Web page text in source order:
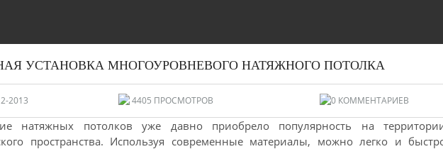
УСТАНОВКА МНОГОУРОВНЕВОГО НАТЯЖНОГО ПОТОЛКА
2013 4405 ПРОСМОТРОВ 0 КОММЕНТАРИЕВ
натяжных потолков уже давно приобрело популярность на
пространства. Используя современные материалы, можно легко и